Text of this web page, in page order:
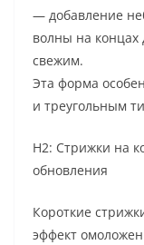
— добавление
волны на
свежим.
Эта форма
и треугольным
H2: Стрижки на
обновления
Короткие
эффект